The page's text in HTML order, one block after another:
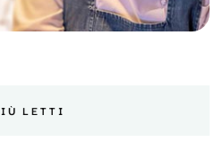
LETTI